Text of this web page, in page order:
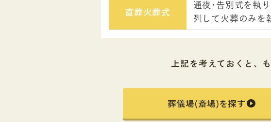
直葬火葬式
通夜･告別式を執
列して火葬のみを
上記を考えておくと、
葬儀場(斎場)を探す